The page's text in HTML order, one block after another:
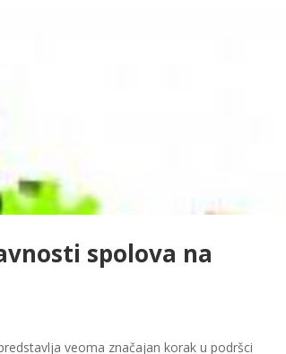
spolova na
veoma značajan korak u podršci